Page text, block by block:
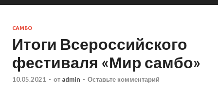
САМБО
Итоги Всероссийского
фестиваля «Мир самбо»
10.05.2021 - от admin - Оставьте комментарий